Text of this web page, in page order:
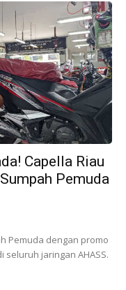
Capella Riau
Pemuda
Pemuda dengan promo
seluruh jaringan AHASS.